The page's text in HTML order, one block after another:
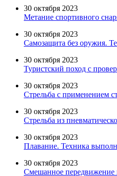
30 октября 2023
Метание спортивного
30 октября 2023
Самозащита без оружия.
30 октября 2023
Туристский поход с
30 октября 2023
Стрельба с применением
30 октября 2023
Стрельба из
30 октября 2023
Плавание. Техника
30 октября 2023
Смешанное передвижение